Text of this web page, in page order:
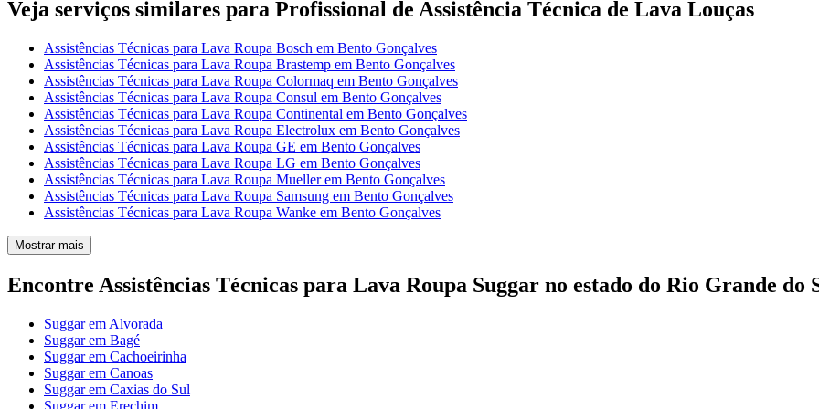
Veja serviços similares para Profissional de Assistência Técnica de Lava Louças
Assistências Técnicas para Lava Roupa Bosch em Bento Gonçalves
Assistências Técnicas para Lava Roupa Brastemp em Bento Gonçalves
Assistências Técnicas para Lava Roupa Colormaq em Bento Gonçalves
Assistências Técnicas para Lava Roupa Consul em Bento Gonçalves
Assistências Técnicas para Lava Roupa Continental em Bento Gonçalves
Assistências Técnicas para Lava Roupa Electrolux em Bento Gonçalves
Assistências Técnicas para Lava Roupa GE em Bento Gonçalves
Assistências Técnicas para Lava Roupa LG em Bento Gonçalves
Assistências Técnicas para Lava Roupa Mueller em Bento Gonçalves
Assistências Técnicas para Lava Roupa Samsung em Bento Gonçalves
Assistências Técnicas para Lava Roupa Wanke em Bento Gonçalves
Mostrar mais
Encontre Assistências Técnicas para Lava Roupa Suggar no estado do Rio Grande do
Suggar em Alvorada
Suggar em Bagé
Suggar em Cachoeirinha
Suggar em Canoas
Suggar em Caxias do Sul